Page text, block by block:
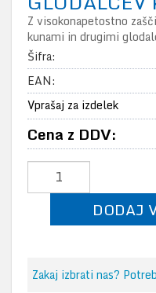
Z visokonapetostno
kunami in drugimi
Šifra:
EAN:
Vprašaj za izdelek
Cena z DDV:
DODAJ
Zakaj izbrati nas?